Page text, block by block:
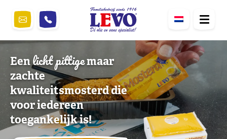
Eenlicht pittigemaar
zachte
kwaliteitsmosterd die
voor iedereen
toegankelijk is!